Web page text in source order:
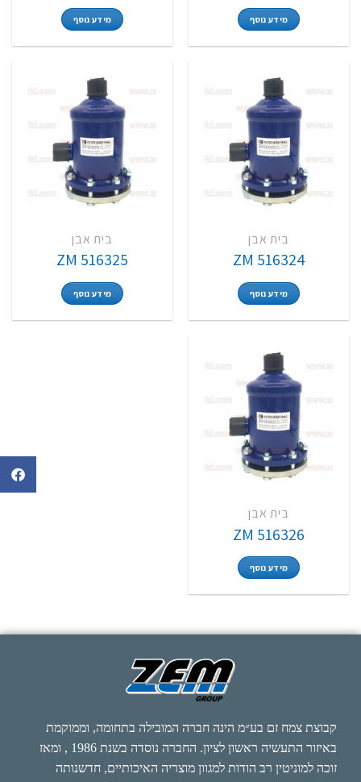
מידע נוסף מידע נוסף
בית אבן
ZM 516324
מידע נוסף
בית אבן
ZM 516325
מידע נוסף
בית אבן
ZM 516326
מידע נוסף
קבוצת צמח זם בע״מ הינה חברה המובילה בתחומה, וממוקמת
באיזור התעשיה ראשון לציון. החברה נוסדה בשנת 1986 , ומאז
זוכה למוניטין רב הודות למגוון מוצריה האיכותיים, חדשנותה